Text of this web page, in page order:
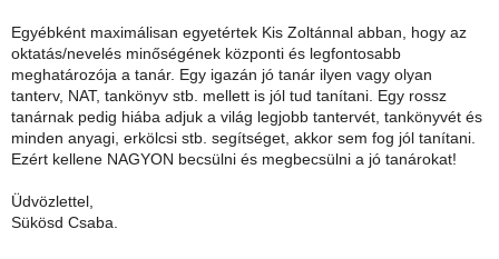
Egyébként maximálisan egyetértek Kis Zoltánnal abban, hogy az
oktatás/nevelés minőségének központi és legfontosabb
meghatározója a tanár. Egy igazán jó tanár ilyen vagy olyan
tanterv, NAT, tankönyv stb. mellett is jól tud tanítani. Egy rossz
tanárnak pedig hiába adjuk a világ legjobb tantervét, tankönyvét és
minden anyagi, erkölcsi stb. segítséget, akkor sem fog jól tanítani.
Ezért kellene NAGYON becsülni és megbecsülni a jó tanárokat!
Üdvözlettel,
Sükösd Csaba.